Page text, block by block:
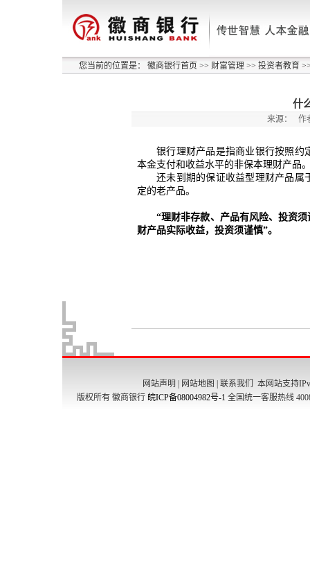
您当前的位置是： 徽商银行首页 >> 财富管理 >> 投资者教育
什
来源： 作
网站声明 网站地图 联系我们
本网站支持
版权所有 徽商银行 皖ICP备08004982号-1 全国统一客服热线